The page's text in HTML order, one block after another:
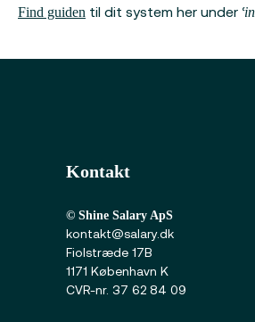
Find guiden til dit system her under ‘
Kontakt
© Shine Salary ApS
kontakt@salary.dk
Fiolstræde 17B
1171 København K
CVR-nr. 37 62 84 09